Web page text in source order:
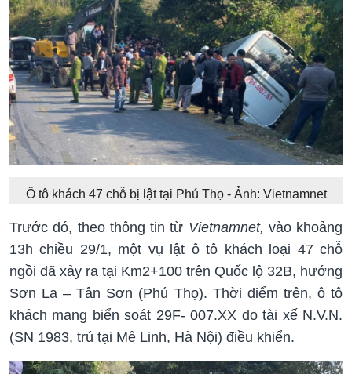
Ô tô khách 47 chỗ bị lật tại Phú Thọ - Ảnh: Vietnamnet
Trước đó, theo thông tin từ Vietnamnet, vào khoảng
13h chiều 29/1, một vụ lật ô tô khách loại 47 chỗ
ngồi đã xảy ra tại Km2+100 trên Quốc lộ 32B, hướng
Sơn La – Tân Sơn (Phú Thọ). Thời điểm trên, ô tô
khách mang biển soát 29F- 007.XX do tài xế N.V.N.
(SN 1983, trú tại Mê Linh, Hà Nội) điều khiển.